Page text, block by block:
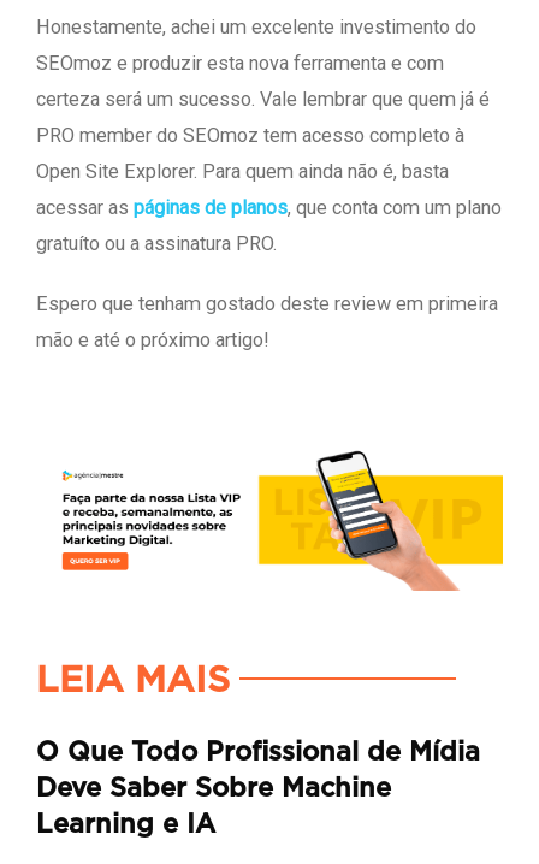
Honestamente, achei um excelente investimento do
SEOmoz e produzir esta nova ferramenta e com
certeza será um sucesso. Vale lembrar que quem já é
PRO member do SEOmoz tem acesso completo à
Open Site Explorer. Para quem ainda não é, basta
acessar as páginas de planos, que conta com um plano
gratuíto ou a assinatura PRO.
Espero que tenham gostado deste review em primeira
mão e até o próximo artigo!
LEIA MAIS
O Que Todo Profissional de Mídia
Deve Saber Sobre Machine
Learning e IA